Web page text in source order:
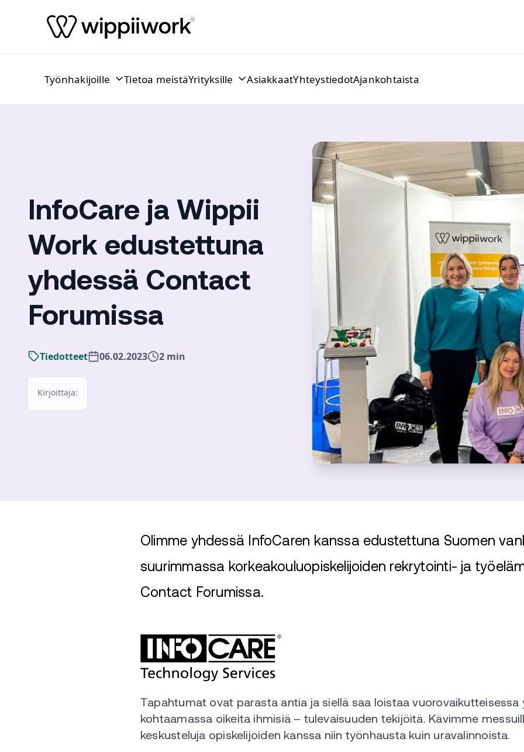
Työnhakijoille Tietoa meistäYrityksille AsiakkaatYhteystiedotAjankohtaista
InfoCare ja Wippii
Work edustettuna
yhdessä Contact
Forumissa
Tiedotteet 06.02.2023 2 min
Kirjoittaja:
Olimme yhdessä InfoCaren kanssa edustettuna Suomen
suurimmassa korkeakouluopiskelijoiden rekrytointi- ja
Contact Forumissa.
Tapahtumat ovat parasta antia ja siellä saa loistaa
kohtaamassa oikeita ihmisiä – tulevaisuuden tekijöitä. Kävimme
keskusteluja opiskelijoiden kanssa niin työnhausta kuin uravalinnoista.